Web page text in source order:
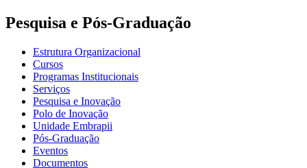
Pesquisa e Pós-Graduação
Estrutura Organizacional
Cursos
Programas Institucionais
Serviços
Pesquisa e Inovação
Polo de Inovação
Unidade Embrapii
Pós-Graduação
Eventos
Documentos